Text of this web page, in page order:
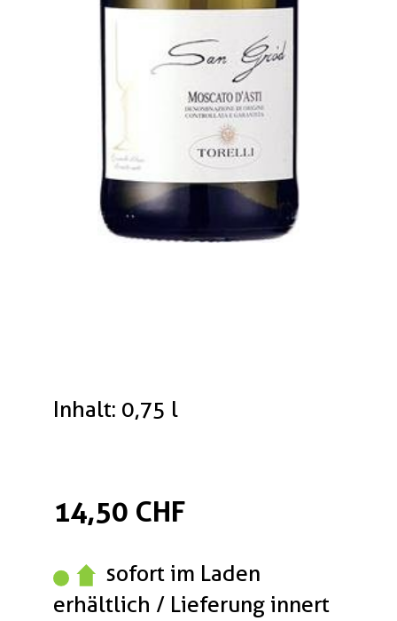
Inhalt: 0,75 l
14,50 CHF
sofort im Laden
erhältlich / Lieferung innert